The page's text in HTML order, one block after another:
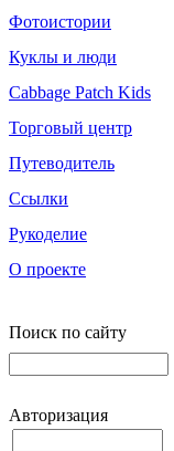
Фотоистории
Куклы и люди
Cabbage Patch Kids
Торговый центр
Путеводитель
Ссылки
Рукоделие
О проекте
Поиск по сайту
Авторизация